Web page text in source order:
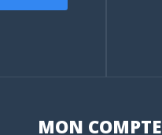
MON COMPTE